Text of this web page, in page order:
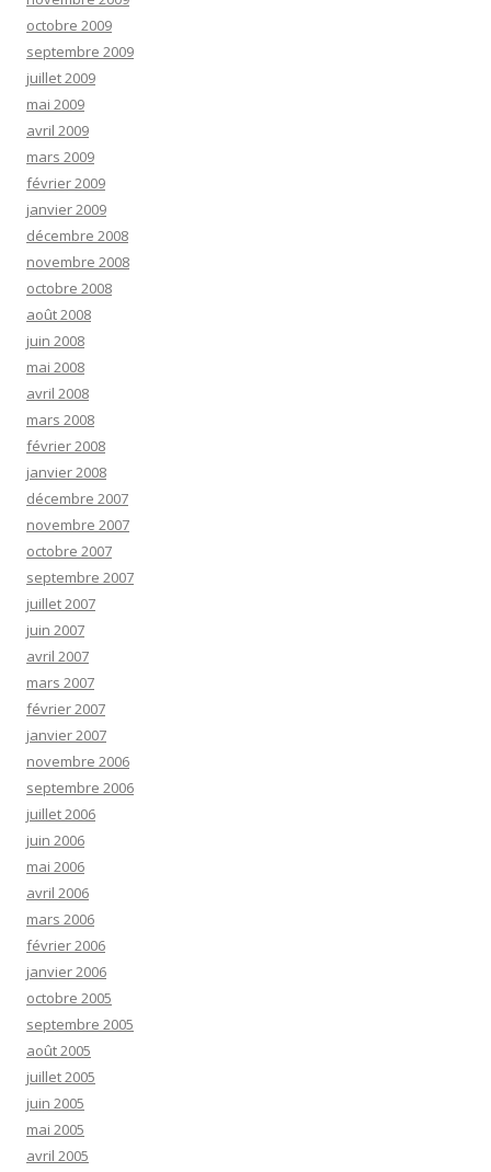
octobre 2009
septembre 2009
juillet 2009
mai 2009
avril 2009
mars 2009
février 2009
janvier 2009
décembre 2008
novembre 2008
octobre 2008
août 2008
juin 2008
mai 2008
avril 2008
mars 2008
février 2008
janvier 2008
décembre 2007
novembre 2007
octobre 2007
septembre 2007
juillet 2007
juin 2007
avril 2007
mars 2007
février 2007
janvier 2007
novembre 2006
septembre 2006
juillet 2006
juin 2006
mai 2006
avril 2006
mars 2006
février 2006
janvier 2006
octobre 2005
septembre 2005
août 2005
juillet 2005
juin 2005
mai 2005
avril 2005